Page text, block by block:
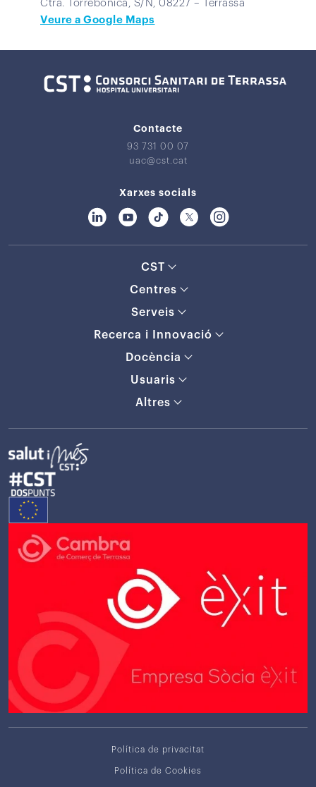
Ctra. Torrebonica, S/N, 08227 – Terrassa
Veure a Google Maps
Contacte
93 731 00 07
uac@cst.cat
Xarxes socials
CST
Centres
Serveis
Recerca i Innovació
Docència
Usuaris
Altres
Política de privacitat
Política de Cookies